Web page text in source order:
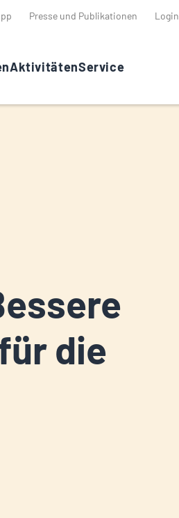
Presse und Publikationen Login
AktivitätenService
die